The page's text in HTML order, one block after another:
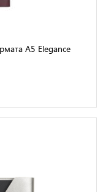
А5 Elegance